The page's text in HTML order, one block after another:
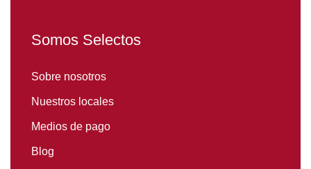
Somos Selectos
Sobre nosotros
Nuestros locales
Medios de pago
Blog